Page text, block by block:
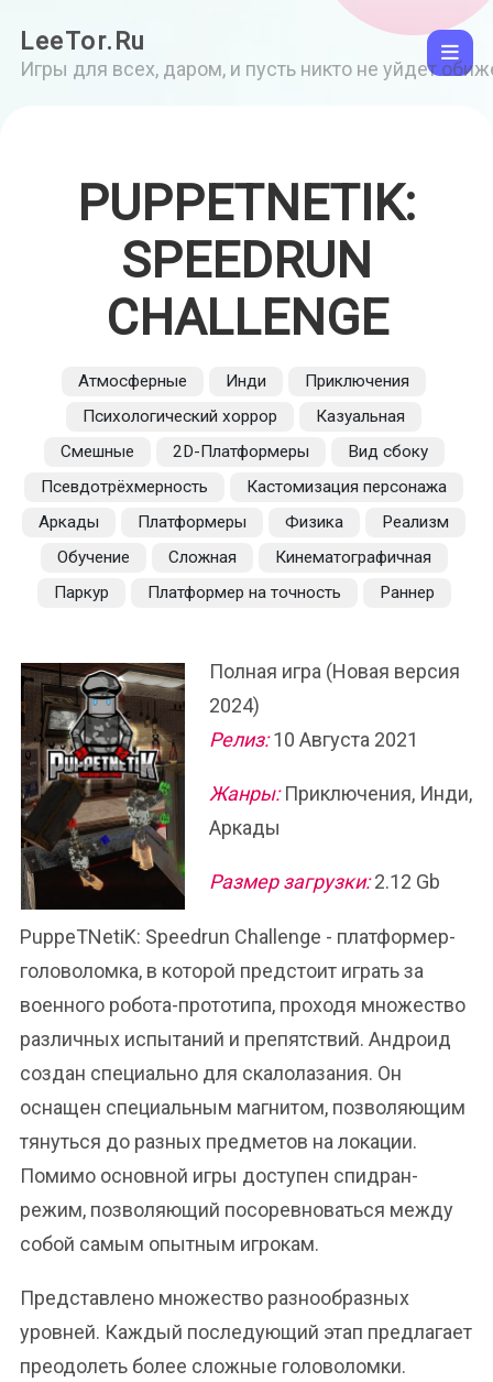
LeeTor.Ru
Игры для всех, даром, и пусть никто не уйдет
PUPPETNETIK:
SPEEDRUN
CHALLENGE
Атмосферные Инди
Приключения
Психологический хоррор
Казуальная
Смешные
2D-Платформеры
Вид сбоку
Псевдотрёхмерность
Кастомизация персонажа
Аркады
Платформеры Физика
Реализм
Обучение
Сложная
Кинематографичная
Паркур
Платформер на точность Раннер
Полная игра (Новая версия
2024)
Релиз:10 Августа 2021
Жанры:Приключения, Инди,
Аркады
Размер загрузки:2.12 Gb
PuppeTNetiK: Speedrun Challenge - платформер-
головоломка, в которой предстоит играть за
военного робота-прототипа, проходя множество
различных испытаний и препятствий. Андроид
создан специально для скалолазания. Он
оснащен специальным магнитом, позволяющим
тянуться до разных предметов на локации.
Помимо основной игры доступен спидран-
режим, позволяющий посоревноваться между
собой самым опытным игрокам.
Представлено множество разнообразных
уровней. Каждый последующий этап предлагает
преодолеть более сложные головоломки.